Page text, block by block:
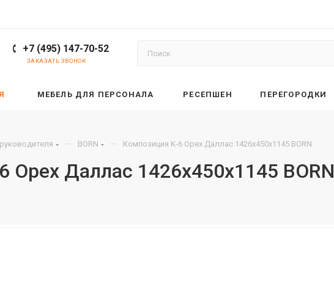
+7 (495) 147-70-52
ЗАКАЗАТЬ ЗВОНОК
МЕБЕЛЬ ДЛЯ ПЕРСОНАЛА РЕСЕПШЕН ПЕРЕГОРОДКИ
— BORN — Композиция K-6 Орех Даллас 1426х450х1145 BORN
Орех Даллас 1426х450х1145 BORN